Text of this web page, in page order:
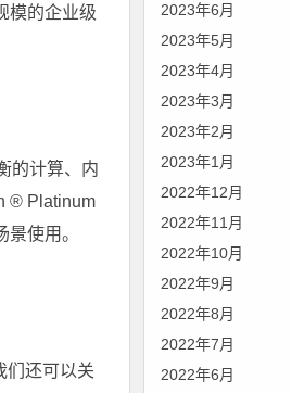
模的企业级
的计算、内
® Platinum
使用。
们还可以关
2023年6月
2023年5月
2023年4月
2023年3月
2023年2月
2023年1月
2022年12月
2022年11月
2022年10月
2022年9月
2022年8月
2022年7月
2022年6月